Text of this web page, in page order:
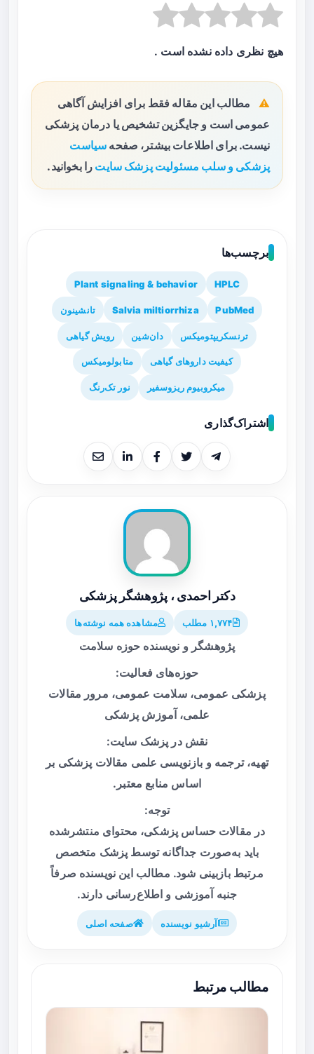
هیچ نظری داده نشده است .
مطالب این مقاله فقط برای افزایش آگاهی
عمومی است و جایگزین تشخیص یا درمان پزشکی
نیست. برای اطلاعات بیشتر، صفحه سیاست
پزشکی و سلب مسئولیت پزشک سایت را بخوانید.
برچسب‌ها
HPLC
Plant signaling & behavior
PubMed
Salvia miltiorrhiza تانشینون
ترنسکریپتومیکس دان‌شین رویش گیاهی
کیفیت داروهای گیاهی متابولومیکس
میکروبیوم ریزوسفیر نور تک‌رنگ
اشتراک‌گذاری
دکتر احمدی ، پژوهشگر پزشکی
۱,۷۷۴ مطلب مشاهده همه نوشته‌ها
پژوهشگر و نویسنده حوزه سلامت
حوزه‌های فعالیت:
پزشکی عمومی، سلامت عمومی، مرور مقالات
علمی، آموزش پزشکی
نقش در پزشک سایت:
تهیه، ترجمه و بازنویسی علمی مقالات پزشکی بر
اساس منابع معتبر.
توجه:
در مقالات حساس پزشکی، محتوای منتشرشده
باید به‌صورت جداگانه توسط پزشک متخصص
مرتبط بازبینی شود. مطالب این نویسنده صرفاً
جنبه آموزشی و اطلاع‌رسانی دارند.
آرشیو نویسنده صفحه اصلی
مطالب مرتبط